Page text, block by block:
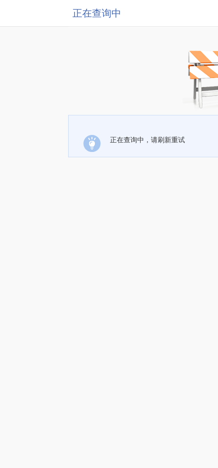
正在查询中
正在查询中，请刷新重试